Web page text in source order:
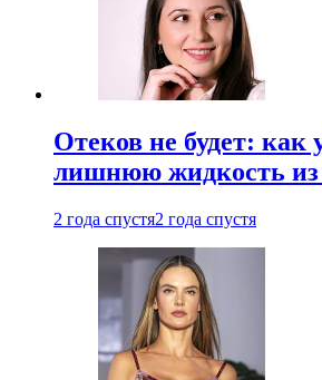
Отеков не будет: как
лишнюю жидкость из
2 года спустя2 года спустя